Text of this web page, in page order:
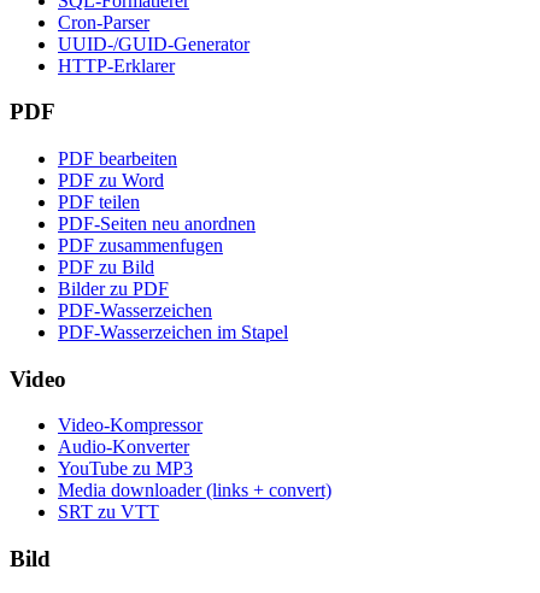
Cron-Parser
UUID-/GUID-Generator
HTTP-Erklarer
PDF
PDF bearbeiten
PDF zu Word
PDF teilen
PDF-Seiten neu anordnen
PDF zusammenfugen
PDF zu Bild
Bilder zu PDF
PDF-Wasserzeichen
PDF-Wasserzeichen im Stapel
Video
Video-Kompressor
Audio-Konverter
YouTube zu MP3
Media downloader (links + convert)
SRT zu VTT
Bild